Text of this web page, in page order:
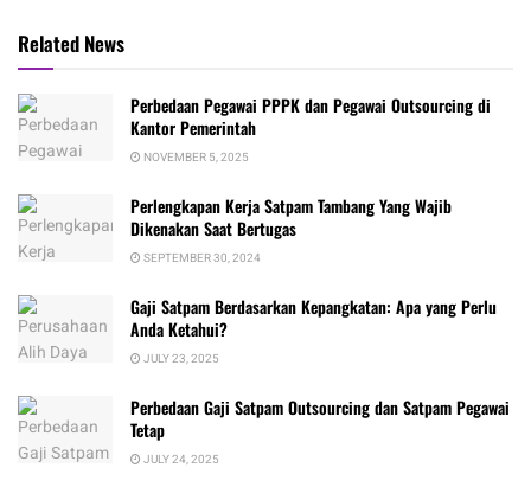
Related News
Perbedaan Pegawai PPPK dan Pegawai Outsourcing di
Kantor Pemerintah
NOVEMBER 5, 2025
Perlengkapan Kerja Satpam Tambang Yang Wajib
Dikenakan Saat Bertugas
SEPTEMBER 30, 2024
Gaji Satpam Berdasarkan Kepangkatan: Apa yang Perlu
Anda Ketahui?
JULY 23, 2025
Perbedaan Gaji Satpam Outsourcing dan Satpam Pegawai
Tetap
JULY 24, 2025